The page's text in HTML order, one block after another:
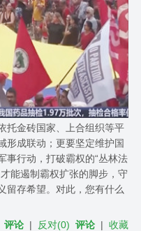
托金砖国家、上合组织等平
形成联动；更要坚定维护国
事行动，打破霸权的“丛林法
能遏制霸权扩张的脚步，守
留存希望。对此，您有什么
评论 | 反对(0) 评论 |收藏